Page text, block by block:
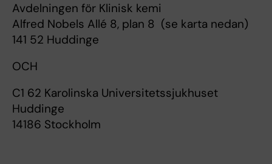
Avdelningen för Klinisk kemi
Alfred Nobels Allé 8, plan 8 (se karta nedan)
141 52 Huddinge
OCH
C1 62 Karolinska Universitetssjukhuset
Huddinge
14186 Stockholm